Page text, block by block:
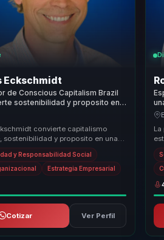
Eckschmidt
de Conscious Capitalism Brazil
sostenibilidad y proposito en
crecimiento con impacto para
convierte capitalismo
sostenibilidad y proposito en una
estrategica para lideres que
y Responsabilidad Social
Estrategia Empresarial
Cotizar Ver Perfil